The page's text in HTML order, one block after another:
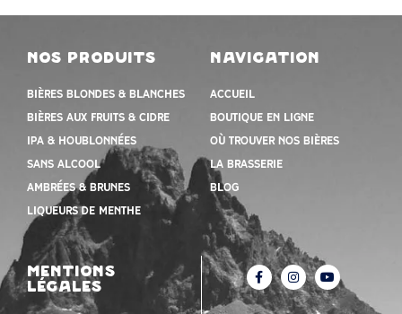
nos produits
Bières blondes & blanches
Bières aux fruits & cidre
IPA & houblonnées
Sans alcool
Ambrées & Brunes
Liqueurs de menthe
navigation
Accueil
Boutique en ligne
Où trouver nos bières
la brasserie
Blog
mentions
légales